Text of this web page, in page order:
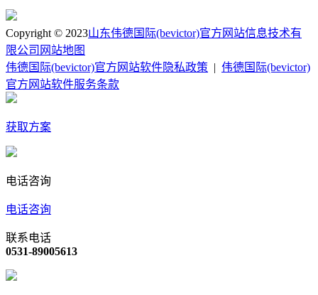
Copyright © 2023山东伟德国际(bevictor)官方网站信息技术有
限公司 网站地图
伟德国际(bevictor)官方网站软件隐私政策
伟德国际(bevictor)
官方网站软件服务条款
获取方案
电话咨询
电话咨询
联系电话
0531-89005613